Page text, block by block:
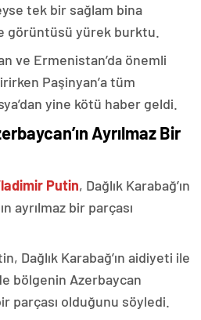
tek bir sağlam bina
görüntüsü yürek burktu.
ve Ermenistan’da önemli
Paşinyan’a tüm
yine kötü haber geldi.
Ayrılmaz Bir
Putin, Dağlık Karabağ’ın
ayrılmaz bir parçası
Dağlık Karabağ’ın aidiyeti ile
bölgenin Azerbaycan
parçası olduğunu söyledi.